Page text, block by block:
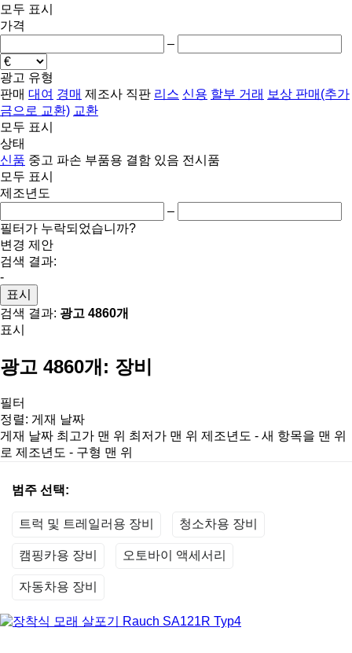
모두 표시
가격
–
광고 유형
판매 대여 경매 제조사 직판 리스 신용 할부 거래 보상 판매(추가
금으로 교환) 교환
모두 표시
상태
신품 중고 파손 부품용 결함 있음 전시품
모두 표시
제조년도
–
필터가 누락되었습니까?
변경 제안
검색 결과:
-
표시
검색 결과: 광고 4860개
표시
광고 4860개: 장비
필터
정렬: 게재 날짜
게재 날짜 최고가 맨 위 최저가 맨 위 제조년도 - 새 항목을 맨 위
로 제조년도 - 구형 맨 위
범주 선택:
트럭 및 트레일러용 장비 청소차용 장비
캠핑카용 장비 오토바이 액세서리
자동차용 장비